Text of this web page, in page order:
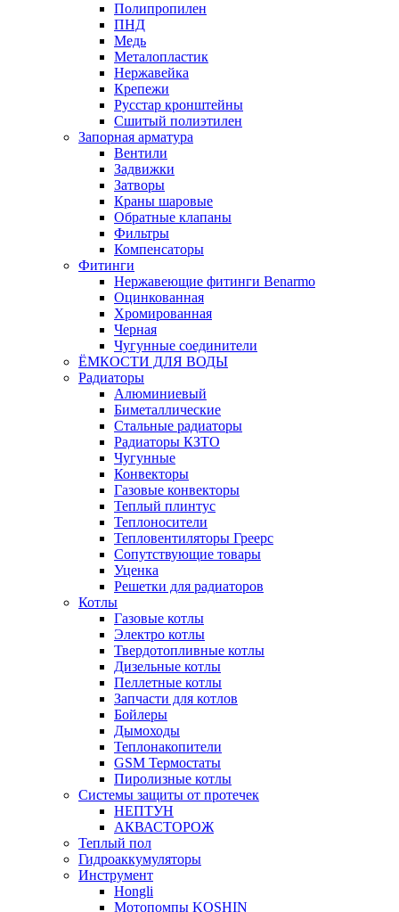
Полипропилен
ПНД
Медь
Металопластик
Нержавейка
Крепежи
Русстар кронштейны
Сшитый полиэтилен
Запорная арматура
Вентили
Задвижки
Затворы
Краны шаровые
Обратные клапаны
Фильтры
Компенсаторы
Фитинги
Нержавеющие фитинги Benarmo
Оцинкованная
Хромированная
Черная
Чугунные соединители
ЁМКОСТИ ДЛЯ ВОДЫ
Радиаторы
Алюминиевый
Биметаллические
Стальные радиаторы
Радиаторы КЗТО
Чугунные
Конвекторы
Газовые конвекторы
Теплый плинтус
Теплоносители
Тепловентиляторы Греерс
Сопутствующие товары
Уценка
Решетки для радиаторов
Котлы
Газовые котлы
Электро котлы
Твердотопливные котлы
Дизельные котлы
Пеллетные котлы
Запчасти для котлов
Бойлеры
Дымоходы
Теплонакопители
GSM Термостаты
Пиролизные котлы
Системы защиты от протечек
НЕПТУН
АКВАСТОРОЖ
Теплый пол
Гидроаккумуляторы
Инструмент
Hongli
Мотопомпы KOSHIN